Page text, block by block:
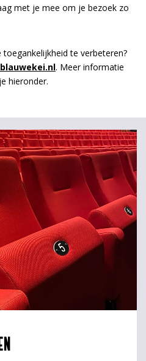
met je mee om je bezoek zo
te verbeteren?
. Meer informatie
hieronder.